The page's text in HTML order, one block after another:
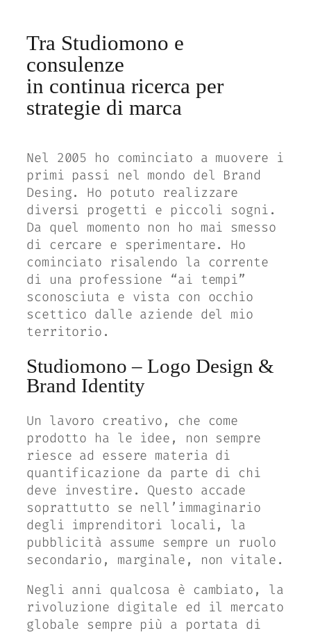
Tra Studiomono e
consulenze
in continua ricerca per
strategie di marca
Nel 2005 ho cominciato a muovere i
primi passi nel mondo del Brand
Desing. Ho potuto realizzare
diversi progetti e piccoli sogni.
Da quel momento non ho mai smesso
di cercare e sperimentare. Ho
cominciato risalendo la corrente
di una professione “ai tempi”
sconosciuta e vista con occhio
scettico dalle aziende del mio
territorio.
Studiomono – Logo Design &
Brand Identity
Un lavoro creativo, che come
prodotto ha le idee, non sempre
riesce ad essere materia di
quantificazione da parte di chi
deve investire. Questo accade
soprattutto se nell’immaginario
degli imprenditori locali, la
pubblicità assume sempre un ruolo
secondario, marginale, non vitale.
Negli anni qualcosa è cambiato, la
rivoluzione digitale ed il mercato
globale sempre più a portata di